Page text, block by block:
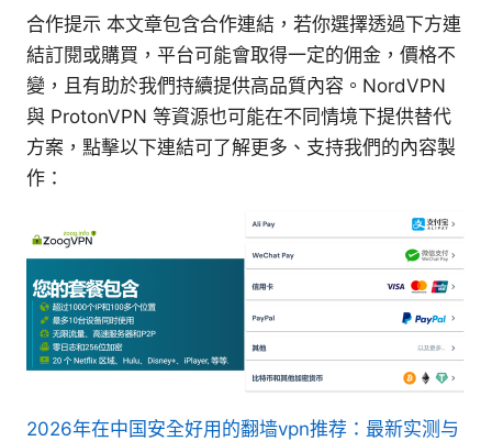
合作提示 本文章包含合作連結，若你選擇透過下方連
結訂閱或購買，平台可能會取得一定的佣金，價格不
變，且有助於我們持續提供高品質內容。NordVPN
與 ProtonVPN 等資源也可能在不同情境下提供替代
方案，點擊以下連結可了解更多、支持我們的內容製
作：
2026年在中国安全好用的翻墙vpn推荐：最新实测与